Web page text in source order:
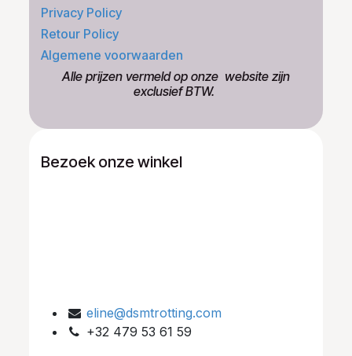
Privacy Policy
Retour Policy
Algemene voorwaarden
​Alle prijzen vermeld op onze ​website zijn
exclusief BTW.
Bezoek onze winkel
eline@dsmtrotting.com
+32 479 53 61 59